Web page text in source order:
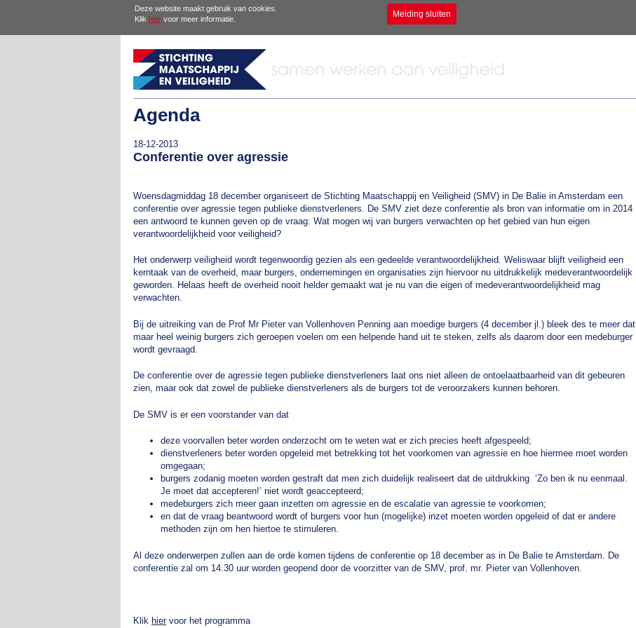
Deze website maakt gebruik van cookies.
Klik hier voor meer informatie. Melding sluiten
Agenda
18-12-2013
Conferentie over agressie
Woensdagmiddag 18 december organiseert de Stichting Maatschappij en Veiligheid (SMV) in De Balie in Amsterdam een
conferentie over agressie tegen publieke dienstverleners. De SMV ziet deze conferentie als bron van informatie om in 2014
een antwoord te kunnen geven op de vraag: Wat mogen wij van burgers verwachten op het gebied van hun eigen
verantwoordelijkheid voor veiligheid?
Het onderwerp veiligheid wordt tegenwoordig gezien als een gedeelde verantwoordelijkheid. Weliswaar blijft veiligheid een
kerntaak van de overheid, maar burgers, ondernemingen en organisaties zijn hiervoor nu uitdrukkelijk medeverantwoordelijk
geworden. Helaas heeft de overheid nooit helder gemaakt wat je nu van die eigen of medeverantwoordelijkheid mag
verwachten.
Bij de uitreiking van de Prof Mr Pieter van Vollenhoven Penning aan moedige burgers (4 december jl.) bleek des te meer dat
maar heel weinig burgers zich geroepen voelen om een helpende hand uit te steken, zelfs als daarom door een medeburger
wordt gevraagd.
De conferentie over de agressie tegen publieke dienstverleners laat ons niet alleen de ontoelaatbaarheid van dit gebeuren
zien, maar ook dat zowel de publieke dienstverleners als de burgers tot de veroorzakers kunnen behoren.
De SMV is er een voorstander van dat
deze voorvallen beter worden onderzocht om te weten wat er zich precies heeft afgespeeld;
dienstverleners beter worden opgeleid met betrekking tot het voorkomen van agressie en hoe hiermee moet worden
omgegaan;
burgers zodanig moeten worden gestraft dat men zich duidelijk realiseert dat de uitdrukking ‘Zo ben ik nu eenmaal.
Je moet dat accepteren!’ niet wordt geaccepteerd;
medeburgers zich meer gaan inzetten om agressie en de escalatie van agressie te voorkomen;
en dat de vraag beantwoord wordt of burgers voor hun (mogelijke) inzet moeten worden opgeleid of dat er andere
methoden zijn om hen hiertoe te stimuleren.
Al deze onderwerpen zullen aan de orde komen tijdens de conferentie op 18 december as in De Balie te Amsterdam. De
conferentie zal om 14.30 uur worden geopend door de voorzitter van de SMV, prof. mr. Pieter van Vollenhoven.
Klik hiervoor het programma